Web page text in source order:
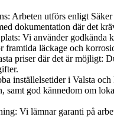
Arbeten utförs enligt Säker
dokumentation där det
Vi använder godkända
framtida läckage och
priser där det är möjligt:
inställelsetider i Valsta och
samt god kännedom om
Vi lämnar garanti på